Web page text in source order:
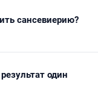
сансевиерию?
один